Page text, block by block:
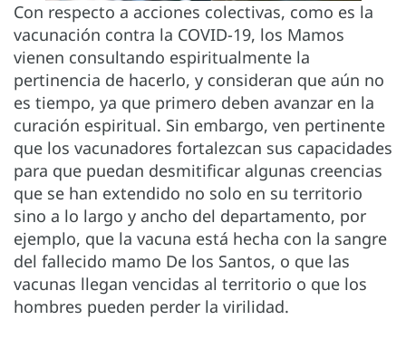
Con respecto a acciones colectivas, como es la
vacunación contra la COVID-19, los Mamos
vienen consultando espiritualmente la
pertinencia de hacerlo, y consideran que aún no
es tiempo, ya que primero deben avanzar en la
curación espiritual. Sin embargo, ven pertinente
que los vacunadores fortalezcan sus capacidades
para que puedan desmitificar algunas creencias
que se han extendido no solo en su territorio
sino a lo largo y ancho del departamento, por
ejemplo, que la vacuna está hecha con la sangre
del fallecido mamo De los Santos, o que las
vacunas llegan vencidas al territorio o que los
hombres pueden perder la virilidad.